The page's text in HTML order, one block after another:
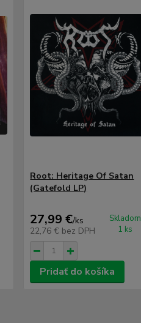
Root: Heritage Of Satan
(Gatefold LP)
27,99 €/ks
22,76 € bez DPH
Skladom
1 ks
Pridať do košíka